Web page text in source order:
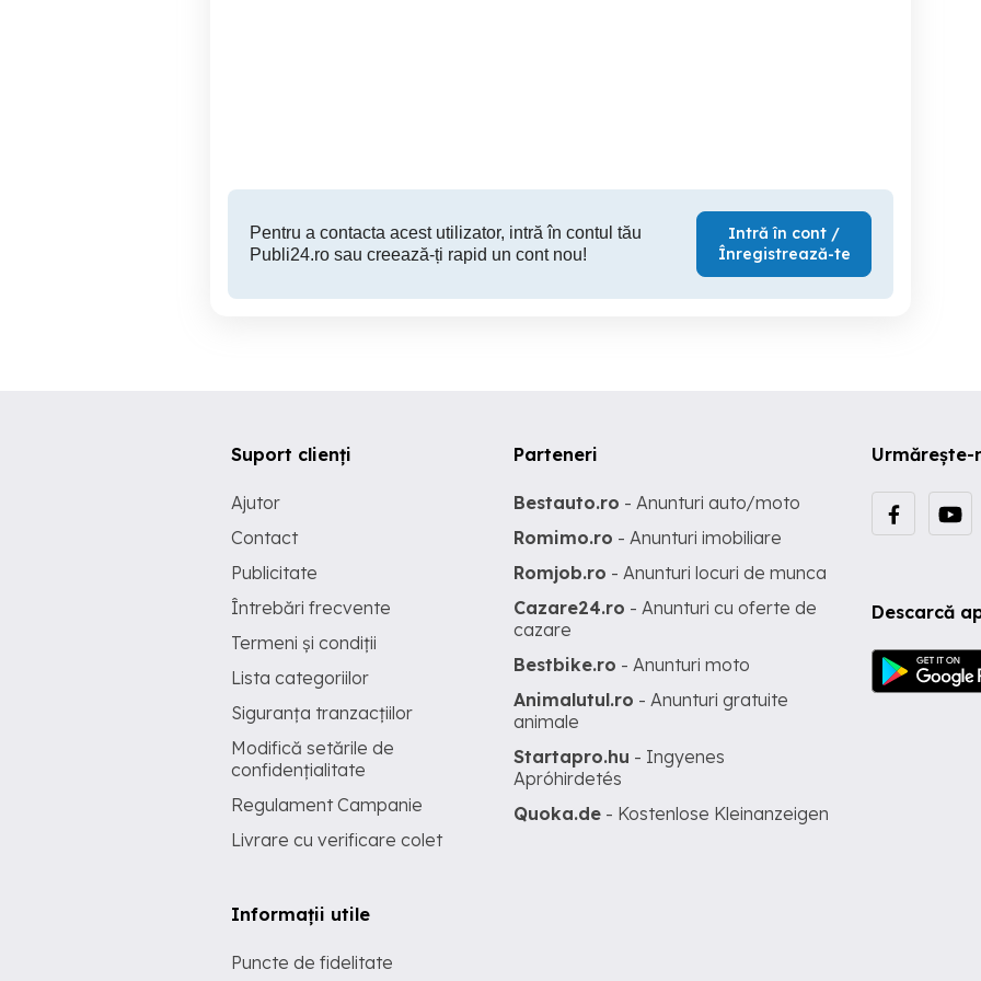
Pentru a contacta acest utilizator, intră în contul tău
Publi24.ro sau creează-ți rapid un cont nou!
Intră în cont /
Înregistrează-te
Urmărește-
Descarcă
Suport clienți
Ajutor
Contact
Publicitate
Întrebări frecvente
Termeni și condiții
Lista categoriilor
Siguranța tranzacțiilor
Modifică setările de
confidențialitate
Regulament Campanie
Livrare cu verificare colet
Informații utile
Puncte de fidelitate
Parteneri
Bestauto.ro - Anunturi auto/moto
Romimo.ro - Anunturi imobiliare
Romjob.ro - Anunturi locuri de munca
Cazare24.ro - Anunturi cu oferte de
cazare
Bestbike.ro - Anunturi moto
Animalutul.ro - Anunturi gratuite
animale
Startapro.hu - Ingyenes
Apróhirdetés
Quoka.de - Kostenlose Kleinanzeigen